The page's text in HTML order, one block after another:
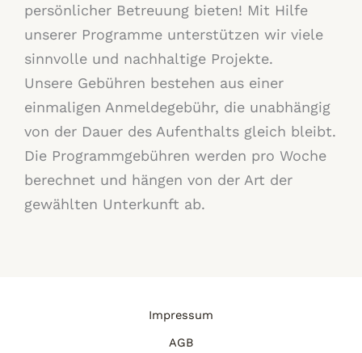
persönlicher Betreuung bieten! Mit Hilfe
unserer Programme unterstützen wir viele
sinnvolle und nachhaltige Projekte.
Unsere Gebühren bestehen aus einer
einmaligen Anmeldegebühr, die unabhängig
von der Dauer des Aufenthalts gleich bleibt.
Die Programmgebühren werden pro Woche
berechnet und hängen von der Art der
gewählten Unterkunft ab.
Impressum
AGB